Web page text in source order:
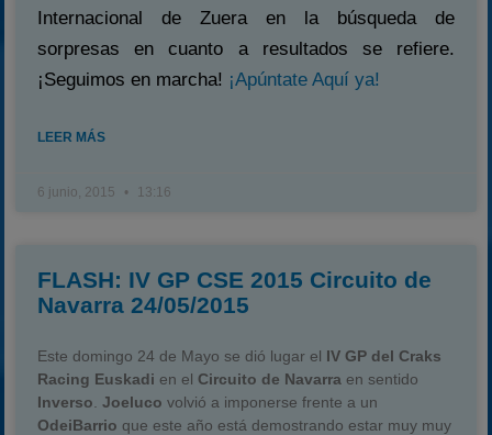
Internacional de Zuera en la búsqueda de
sorpresas en cuanto a resultados se refiere.
¡Seguimos en marcha! ¡Apúntate Aquí ya!
LEER MÁS
6 junio, 2015 13:16
FLASH: IV GP CSE 2015 Circuito de
Navarra 24/05/2015
Este domingo 24 de Mayo se dió lugar el IV GP del Craks
Racing Euskadi en elCircuito de Navarra en sentido
Inverso .Joelucovolvió a imponerse frente a un
OdeiBarrio que este año está demostrando estar muy muy